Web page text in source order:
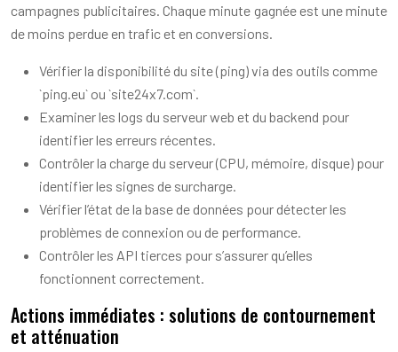
campagnes publicitaires. Chaque minute gagnée est une minute
de moins perdue en trafic et en conversions.
Vérifier la disponibilité du site (ping) via des outils comme
`ping.eu` ou `site24x7.com`.
Examiner les logs du serveur web et du backend pour
identifier les erreurs récentes.
Contrôler la charge du serveur (CPU, mémoire, disque) pour
identifier les signes de surcharge.
Vérifier l’état de la base de données pour détecter les
problèmes de connexion ou de performance.
Contrôler les API tierces pour s’assurer qu’elles
fonctionnent correctement.
Actions immédiates : solutions de contournement
et atténuation